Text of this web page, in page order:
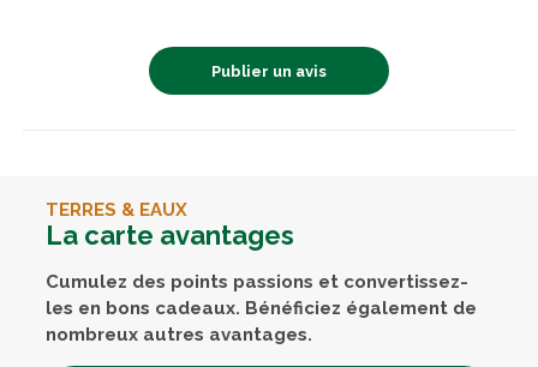
Publier un avis
TERRES & EAUX
La carte avantages
Cumulez des points passions et convertissez-
les en bons cadeaux. Bénéficiez également de
nombreux autres avantages.